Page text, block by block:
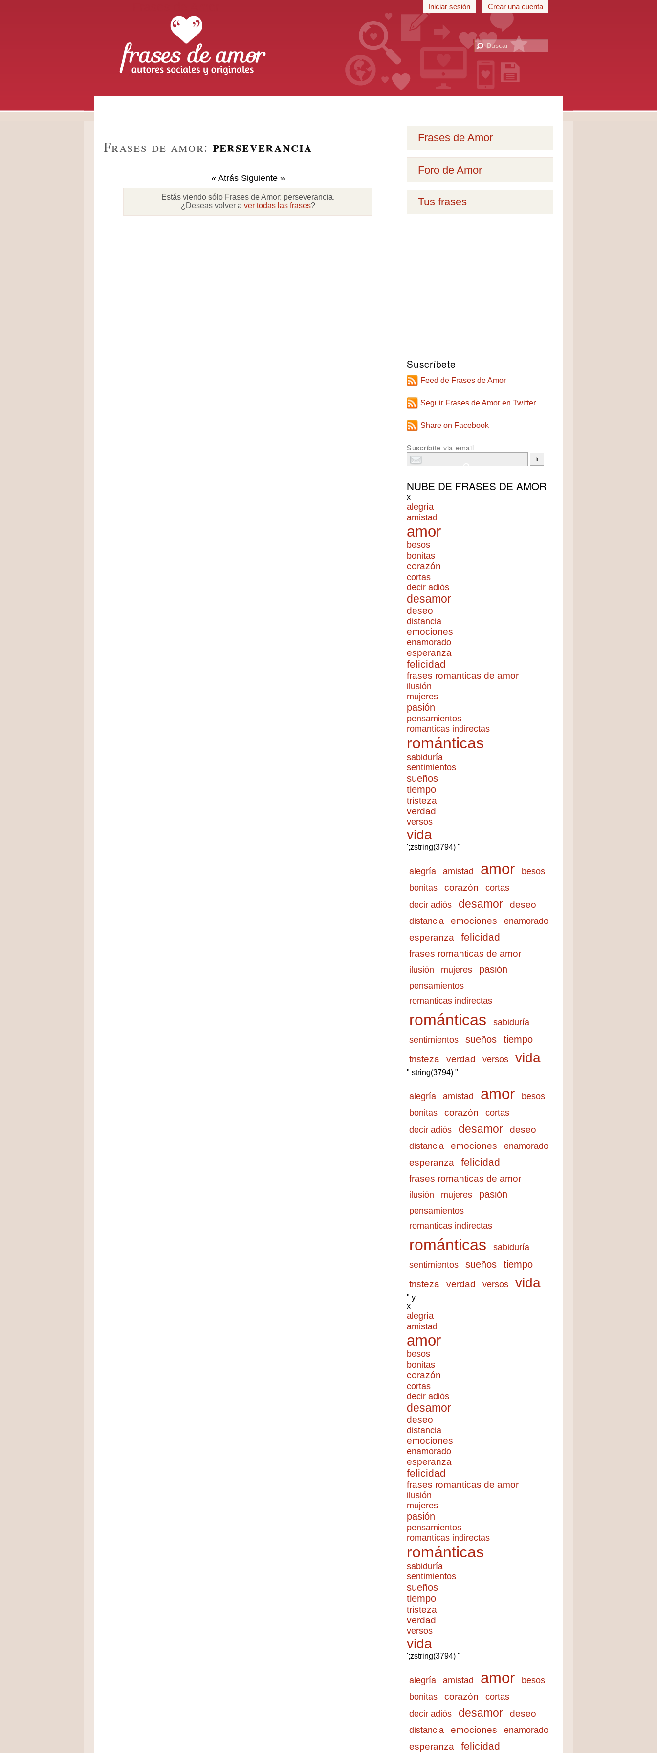
Autores sociales y originales
Iniciar sesión Crear una cuenta
Frases de Amor
Foro de Amor
Tus frases
Frases de amor: perseverancia
« Atrás Siguiente »
Estás viendo sólo Frases de Amor: perseverancia.
¿Deseas volver a ver todas las frases?
Suscríbete
Feed de Frases de Amor
Seguir Frases de Amor en Twitter
Share on Facebook
Suscribite via email
NUBE DE FRASES DE AMOR
x
alegría
amistad
amor
besos
bonitas
corazón
cortas
decir adiós
desamor
deseo
distancia
emociones
enamorado
esperanza
felicidad
frases romanticas de amor
ilusión
mujeres
pasión
pensamientos
romanticas indirectas
románticas
sabiduría
sentimientos
sueños
tiempo
tristeza
verdad
versos
vida
';zstring(3794) "
alegría amistad amor besos
bonitas corazón cortas
decir adiós desamor deseo
distancia emociones enamorado
esperanza felicidad
frases romanticas de amor
ilusión mujeres pasión
pensamientos
romanticas indirectas
románticas
sabiduría
sentimientos
sueños tiempo
tristeza verdad versos vida
" string(3794) "
alegría amistad amor besos
bonitas corazón cortas
decir adiós desamor deseo
distancia emociones enamorado
esperanza felicidad
frases romanticas de amor
ilusión mujeres pasión
pensamientos
romanticas indirectas
románticas
sabiduría
sentimientos
sueños tiempo
tristeza verdad versos vida
" y
x
alegría
amistad
amor
besos
bonitas
corazón
cortas
decir adiós
desamor
deseo
distancia
emociones
enamorado
esperanza
felicidad
frases romanticas de amor
ilusión
mujeres
pasión
pensamientos
romanticas indirectas
románticas
sabiduría
sentimientos
sueños
tiempo
tristeza
verdad
versos
vida
';zstring(3794) "
alegría amistad amor besos
bonitas corazón cortas
decir adiós desamor deseo
distancia emociones enamorado
esperanza felicidad